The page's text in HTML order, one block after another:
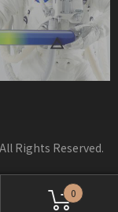
Rights Reserved.
0